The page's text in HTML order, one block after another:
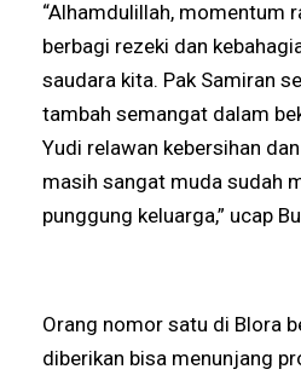
“Alhamdulillah, momentum
berbagi rezeki dan
saudara kita. Pak Samiran
tambah semangat dalam
Yudi relawan kebersihan
masih sangat muda sudah
punggung keluarga,” ucap
Orang nomor satu di Blora
diberikan bisa menunjang